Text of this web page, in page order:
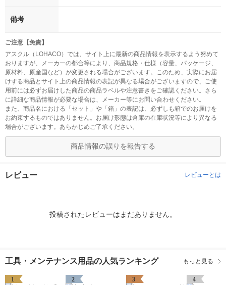
備考
ご注意【免責】
アスクル（LOHACO）では、サイト上に最新の商品情報を表示するよう努めて
おりますが、メーカーの都合等により、商品規格・仕様（容量、パッケージ、
原材料、原産国など）が変更される場合がございます。このため、実際にお届
けする商品とサイト上の商品情報の表記が異なる場合がございますので、ご使
用前には必ずお届けした商品の商品ラベルや注意書きをご確認ください。さら
に詳細な商品情報が必要な場合は、メーカー等にお問い合わせください。
また、商品名における「セット」や「箱」の表記は、必ずしも箱でのお届けを
お約束するものではありません。お届け形態は倉庫の在庫状況等により異なる
場合がございます。あらかじめご了承ください。
商品情報の誤りを報告する
レビュー レビューとは
投稿されたレビューはまだありません。
工具・メンテナンス用品の人気ランキング もっと見る
1 2 3 4